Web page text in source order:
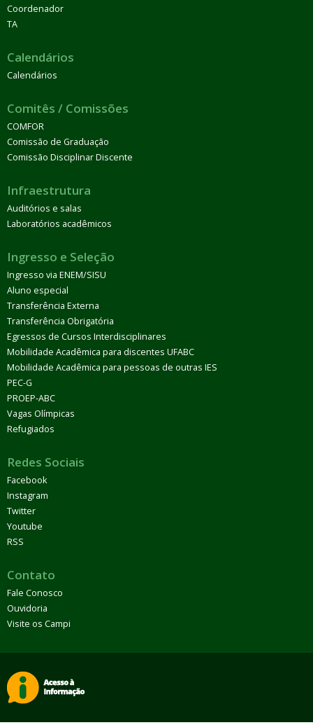
Coordenador
TA
Calendários
Calendários
Comitês / Comissões
COMFOR
Comissão de Graduação
Comissão Disciplinar Discente
Infraestrutura
Auditórios e salas
Laboratórios acadêmicos
Ingresso e Seleção
Ingresso via ENEM/SISU
Aluno especial
Transferência Externa
Transferência Obrigatória
Egressos de Cursos Interdisciplinares
Mobilidade Acadêmica para discentes UFABC
Mobilidade Acadêmica para pessoas de outras IES
PEC-G
PROEP-ABC
Vagas Olímpicas
Refugiados
Redes Sociais
Facebook
Instagram
Twitter
Youtube
RSS
Contato
Fale Conosco
Ouvidoria
Visite os Campi